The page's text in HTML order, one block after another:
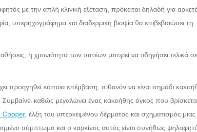
με την απλή κλινική εξέταση, πρόκειται δηλαδή για
και διαδερμική βιοψία θα επιβεβαιώσει τη
η χρονιότητα των οποίων μπορεί να οδηγήσει τελικά
προηγηθεί κάποια επέμβαση, πιθανόν να είναι σημάδι
καθώς μεγαλώνει ένας κακοήθης όγκος που
Cooper, έλξη του υπερκειμένου δέρματος και σχηματισμός μιας
σύμπτωμα και ο καρκίνος αυτός είναι συνήθως